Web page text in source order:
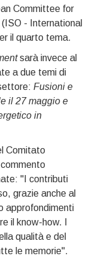
Committee for
- International
il quarto tema.
sarà invece al
a due temi di
Fusioni e
il 27 maggio e
in
Comitato
"I contributi
grazie anche al
approfondimenti
il know-how. I
qualità e del
le memorie".